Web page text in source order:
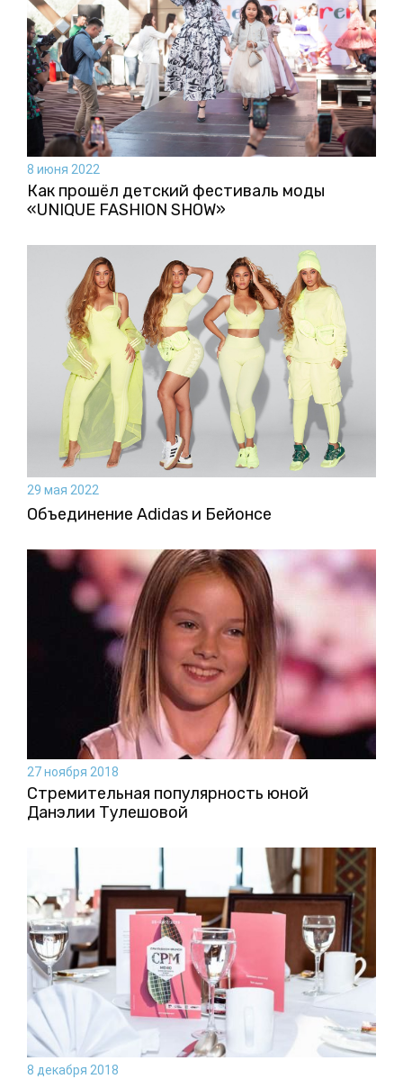
8 июня 2022
Как прошёл детский фестиваль моды
«UNIQUE FASHION SHOW»
29 мая 2022
Объединение Adidas и Бейонсе
27 ноября 2018
Стремительная популярность юной
Данэлии Тулешовой
8 декабря 2018